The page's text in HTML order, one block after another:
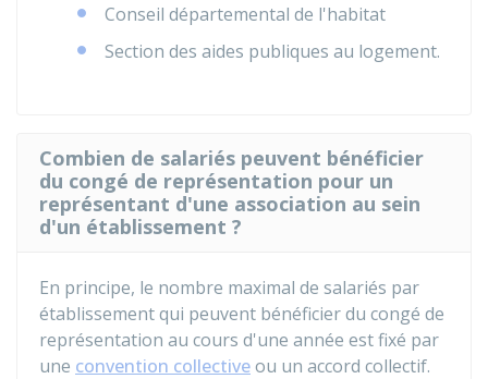
Conseil départemental de l'habitat
Section des aides publiques au logement.
Combien de salariés peuvent bénéficier
du congé de représentation pour un
représentant d'une association au sein
d'un établissement ?
En principe, le nombre maximal de salariés par
établissement qui peuvent bénéficier du congé de
représentation au cours d'une année est fixé par
une convention collectiveou un accord collectif.